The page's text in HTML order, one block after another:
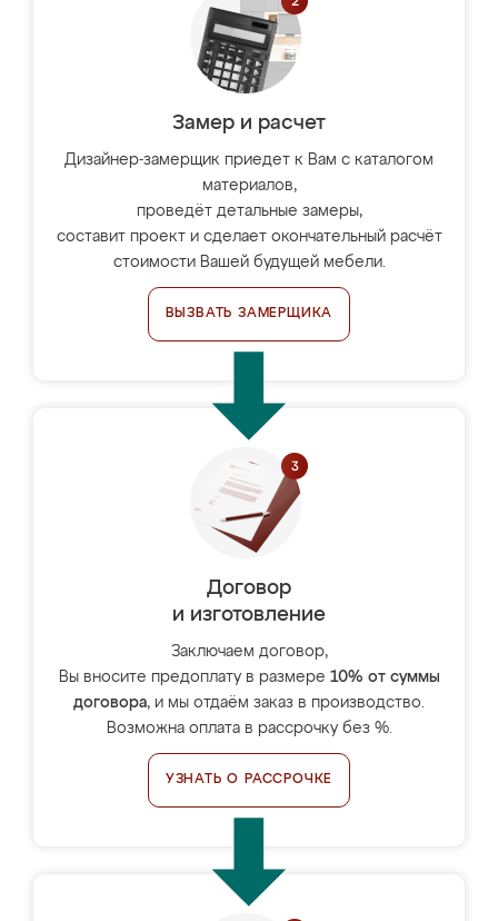
Замер и расчет
Дизайнер-замерщик приедет к Вам с каталогом
материалов,
проведёт детальные замеры,
составит проект и сделает окончательный расчёт
стоимости Вашей будущей мебели.
ВЫЗВАТЬ ЗАМЕРЩИКА
Договор
и изготовление
Заключаем договор,
Вы вносите предоплату в размере 10% от суммы
договора, и мы отдаём заказ в производство.
Возможна оплата в рассрочку без %.
УЗНАТЬ О РАССРОЧКЕ